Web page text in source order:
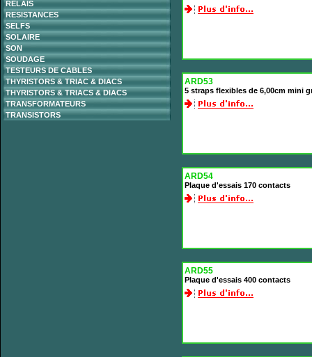
RELAIS
RESISTANCES
SELFS
SOLAIRE
SON
SOUDAGE
TESTEURS DE CABLES
THYRISTORS & TRIAC & DIACS
THYRISTORS & TRIACS & DIACS
TRANSFORMATEURS
TRANSISTORS
ARD53
5 straps flexibles de 6,00cm mini
ARD54
Plaque d'essais 170 contacts
ARD55
Plaque d'essais 400 contacts